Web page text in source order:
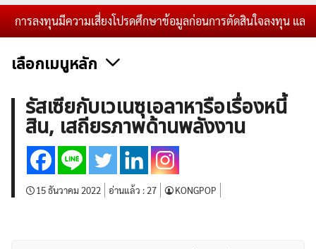
ค้นหา
สำหรับ:
รลงทุนมีความเสี่ยงโปรดศึกษาข้อมูลก่อนการตัดสินใจลงทุน และไม่รั
เลือกเมนูหลัก
ข่าวฟอเร็กซ์และสกุลเงิน คริปโตเคอร์เรนซี
ฟรีซิกแนล รายวัน
บทวิเคราะห์
เศรษฐกิจทั่วไป ดัชนี-หุ้น
พันธบัตร
สินค้าโภคภัณฑ์
โบรกเกอร์ FX
โปรโมชั่น Forex
กองทุน Forex
ฟรี EA
รัสเซียกับเวเนซุเอลาหารือเรื่องหนี้
สิน, เสถียรภาพด้านพลังงาน
15 ธันวาคม 2022 อ่านแล้ว :27 KONGPOP